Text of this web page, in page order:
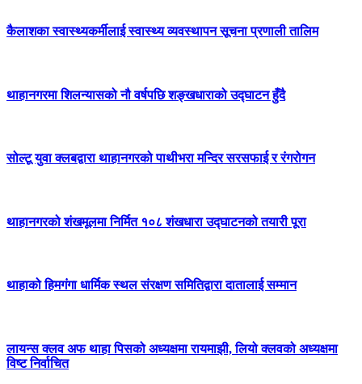
कैलाशका स्वास्थ्यकर्मीलाई स्वास्थ्य व्यवस्थापन सूचना प्रणाली तालिम
थाहानगरमा शिलन्यासको नौ वर्षपछि शङ्खधाराको उद्घाटन हुँदै
सोल्टू युवा क्लबद्वारा थाहानगरको पाथीभरा मन्दिर सरसफाई र रंगरोगन
थाहानगरको शंखमूलमा निर्मित १०८ शंखधारा उद्घाटनको तयारी पूरा
थाहाको हिमगंगा धार्मिक स्थल संरक्षण समितिद्वारा दातालाई सम्मान
लायन्स क्लव अफ थाहा पिसको अध्यक्षमा रायमाझी, लियो क्लवको अध्यक्षमा
विष्ट निर्वाचित